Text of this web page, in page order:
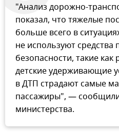
"Анализ дорожно-
показал, что тяжелые
больше всего в
не используют средства
безопасности, такие
детские удерживающие
в ДТП страдают самые
пассажиры", —
министерства.